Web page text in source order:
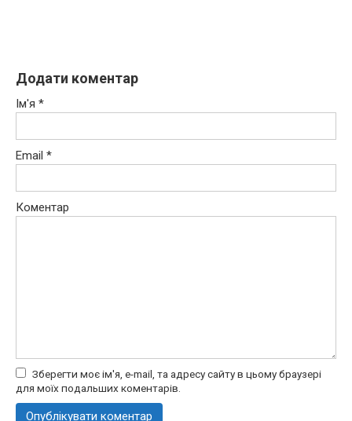
Додати коментар
Ім'я *
Email *
Коментар
Зберегти моє ім'я, e-mail, та адресу сайту в цьому браузері
для моїх подальших коментарів.